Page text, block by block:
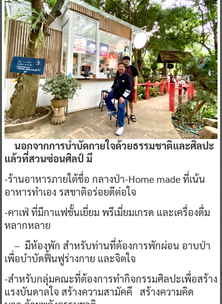
นอกจากการบำบัดกายใจด้วยธรรมชาติและศิลปะ
แล้วที่สวนซ่อนศิลป์ มี
-ร้านอาหารภายใต้ชื่อ กลางป่า-Home made ที่เน้น
อาหารทำเอง รสชาติอร่อยดีต่อใจ
-คาเฟ่ ที่มีกาแฟชั้นเยี่ยม พรีเมี่ยมเกรด และเครื่องดื่ม
หลากหลาย
– มีห้องพัก สำหรับท่านที่ต้องการพักผ่อน อาบป่า
เพื่อบำบัดฟื้นฟูร่างกาย และจิตใจ
-สำหรับกลุ่มคณะที่ต้องการทำกิจกรรมศิลปะเพื่อสร้าง
แรงบันดาลใจ สร้างความสามัคคี สร้างความคิด